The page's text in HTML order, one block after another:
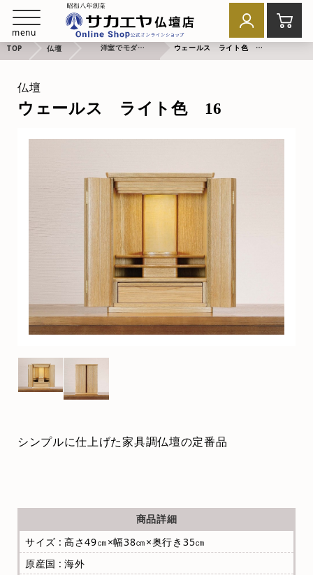
menu
TOP 仏壇 洋室でモダンなお祈り ウェールス ライト色 16
仏壇
ウェールス ライト色 16
シンプルに仕上げた家具調仏壇の定番品
商品詳細
サイズ : 高さ49㎝×幅38㎝×奥行き35㎝
原産国 : 海外